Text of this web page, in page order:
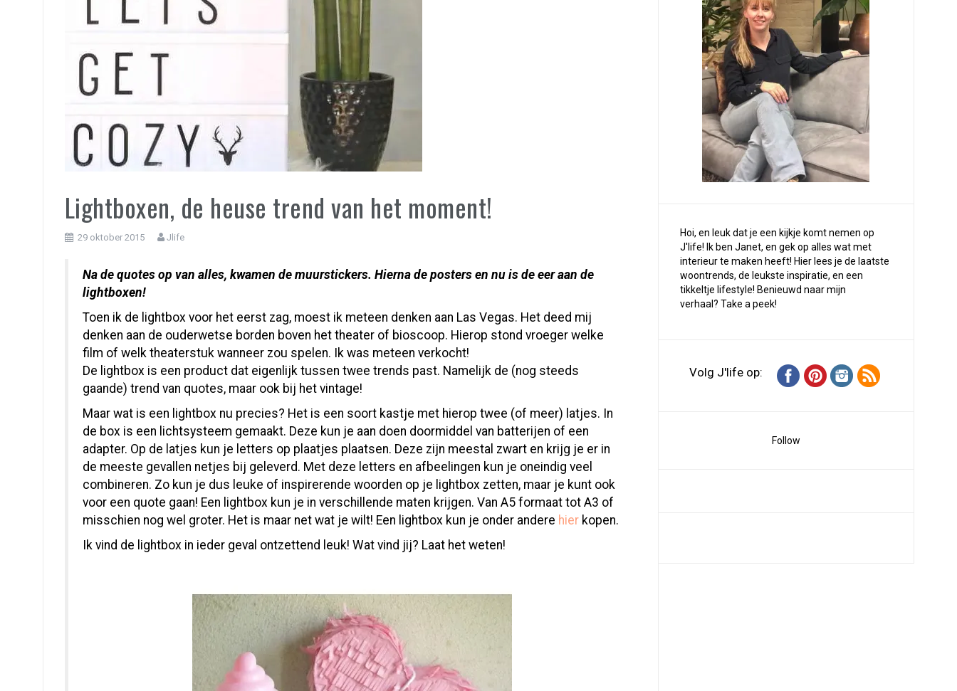
Lightboxen, de heuse trend van het moment!
29 oktober 2015 Jlife
Na de quotes op van alles, kwamen de muurstickers. Hierna de posters en nu is de eer aan de
lightboxen!
Toen ik de lightbox voor het eerst zag, moest ik meteen denken aan Las Vegas. Het deed mij
denken aan de ouderwetse borden boven het theater of bioscoop. Hierop stond vroeger welke
film of welk theaterstuk wanneer zou spelen. Ik was meteen verkocht!
De lightbox is een product dat eigenlijk tussen twee trends past. Namelijk de (nog steeds
gaande) trend van quotes, maar ook bij het vintage!
Maar wat is een lightbox nu precies? Het is een soort kastje met hierop twee (of meer) latjes. In
de box is een lichtsysteem gemaakt. Deze kun je aan doen doormiddel van batterijen of een
adapter. Op de latjes kun je letters op plaatjes plaatsen. Deze zijn meestal zwart en krijg je er in
de meeste gevallen netjes bij geleverd. Met deze letters en afbeelingen kun je oneindig veel
combineren. Zo kun je dus leuke of inspirerende woorden op je lightbox zetten, maar je kunt ook
voor een quote gaan! Een lightbox kun je in verschillende maten krijgen. Van A5 formaat tot A3 of
misschien nog wel groter. Het is maar net wat je wilt! Een lightbox kun je onder andere hierkopen.
Ik vind de lightbox in ieder geval ontzettend leuk! Wat vind jij? Laat het weten!
Hoi, en leuk dat je een kijkje komt nemen op
J'life! Ik ben Janet, en gek op alles wat met
interieur te maken heeft! Hier lees je de laatste
woontrends, de leukste inspiratie, en een
tikkeltje lifestyle! Benieuwd naar mijn
verhaal? Take a peek!
Volg J'life op:
Follow